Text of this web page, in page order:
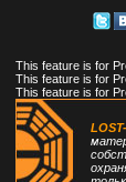
This feature is for
This feature is for
This feature is for